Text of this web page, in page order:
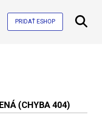
PRIDAŤ ESHOP
(CHYBA 404)